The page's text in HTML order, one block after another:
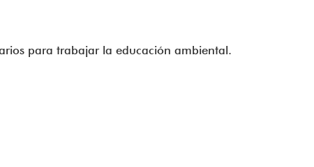
para trabajar la educación ambiental.